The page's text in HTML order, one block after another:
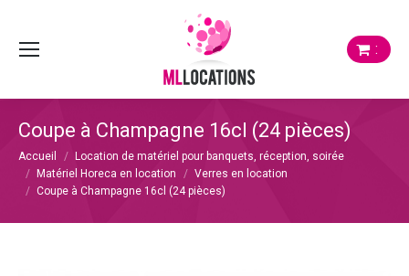
:
Coupe à Champagne 16cl (24 pièces)
Vous êtes ici :
Accueil
Location de matériel pour banquets, réception, soirée
Matériel Horeca en location
Verres en location
Coupe à Champagne 16cl (24 pièces)